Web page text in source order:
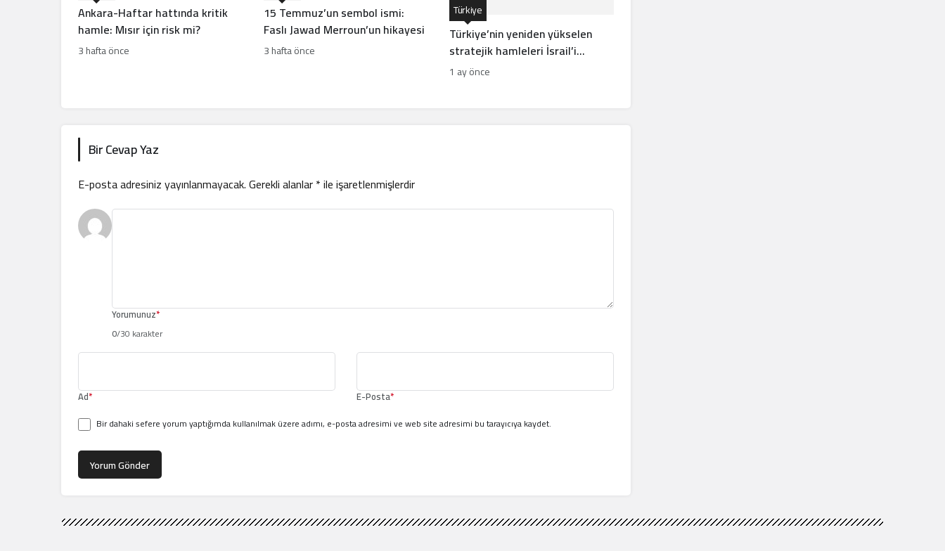
Ankara-Haftar hattında kritik
hamle: Mısır için risk mi?
3 hafta önce
15 Temmuz’un sembol ismi:
Faslı Jawad Merroun’un hikayesi
3 hafta önce
Türkiye’nin yeniden yükselen
stratejik hamleleri İsrail’i
rahatsız ediyor
Türkiye
1 ay önce
Bir Cevap Yaz
E-posta adresiniz yayınlanmayacak.Gerekli alanlar*ile işaretlenmişlerdir
Yorumunuz*
0/30 karakter
Ad* E-Posta*
Bir dahaki sefere yorum yaptığımda kullanılmak üzere adımı, e-posta adresimi ve web site adresimi bu tarayıcıya kaydet.
Yorum Gönder